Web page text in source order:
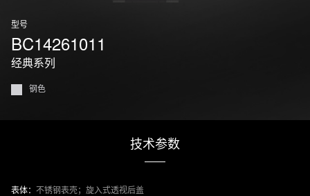
型号
BC14261011
经典系列
钢色
技术参数
表体： 不锈钢表壳；旋入式透视后盖